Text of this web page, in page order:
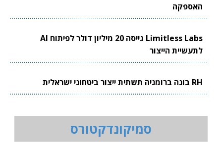
האספקה
Limitless Labs גייסה 20 מיליון דולר לפיתוח AI
לתעשיית הייצור
RH בונה ברומניה תשתית ייצור ביטחוני ישראלית
סמיקונדקטורס